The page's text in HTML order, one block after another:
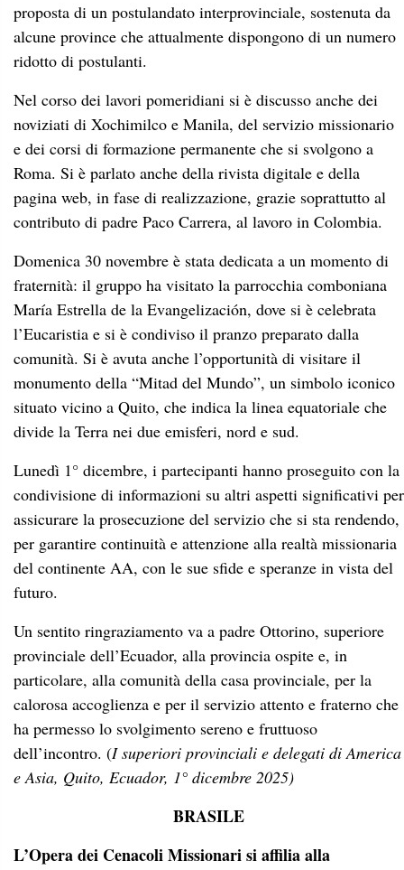
proposta di un postulandato interprovinciale, sostenuta da
alcune province che attualmente dispongono di un numero
ridotto di postulanti.
Nel corso dei lavori pomeridiani si è discusso anche dei
noviziati di Xochimilco e Manila, del servizio missionario
e dei corsi di formazione permanente che si svolgono a
Roma. Si è parlato anche della rivista digitale e della
pagina web, in fase di realizzazione, grazie soprattutto al
contributo di padre Paco Carrera, al lavoro in Colombia.
Domenica 30 novembre è stata dedicata a un momento di
fraternità: il gruppo ha visitato la parrocchia comboniana
María Estrella de la Evangelización, dove si è celebrata
l’Eucaristia e si è condiviso il pranzo preparato dalla
comunità. Si è avuta anche l’opportunità di visitare il
monumento della “Mitad del Mundo”, un simbolo iconico
situato vicino a Quito, che indica la linea equatoriale che
divide la Terra nei due emisferi, nord e sud.
Lunedì 1° dicembre, i partecipanti hanno proseguito con la
condivisione di informazioni su altri aspetti significativi per
assicurare la prosecuzione del servizio che si sta rendendo,
per garantire continuità e attenzione alla realtà missionaria
del continente AA, con le sue sfide e speranze in vista del
futuro.
Un sentito ringraziamento va a padre Ottorino, superiore
provinciale dell’Ecuador, alla provincia ospite e, in
particolare, alla comunità della casa provinciale, per la
calorosa accoglienza e per il servizio attento e fraterno che
ha permesso lo svolgimento sereno e fruttuoso
dell’incontro. (I superiori provinciali e delegati di America
e Asia, Quito, Ecuador, 1° dicembre 2025)
BRASILE
L’Opera dei Cenacoli Missionari si affilia alla